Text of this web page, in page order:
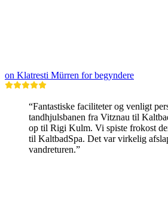
on Klatresti Mürren for begyndere
“Fantastiske faciliteter og venligt
tandhjulsbanen fra Vitznau til
op til Rigi Kulm. Vi spiste frokost
til KaltbadSpa. Det var virkelig
vandreturen.”